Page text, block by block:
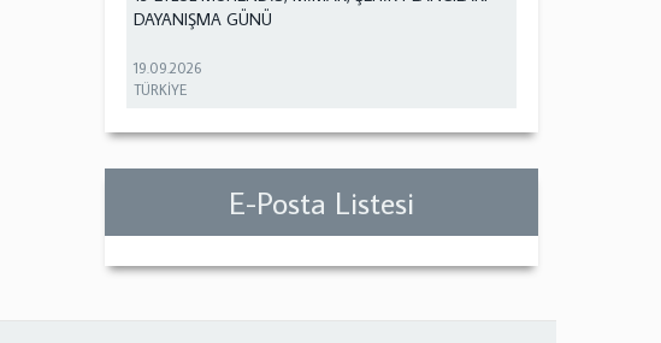
DAYANIŞMA GÜNÜ
19.09.2026
TÜRKİYE
E-Posta Listesi